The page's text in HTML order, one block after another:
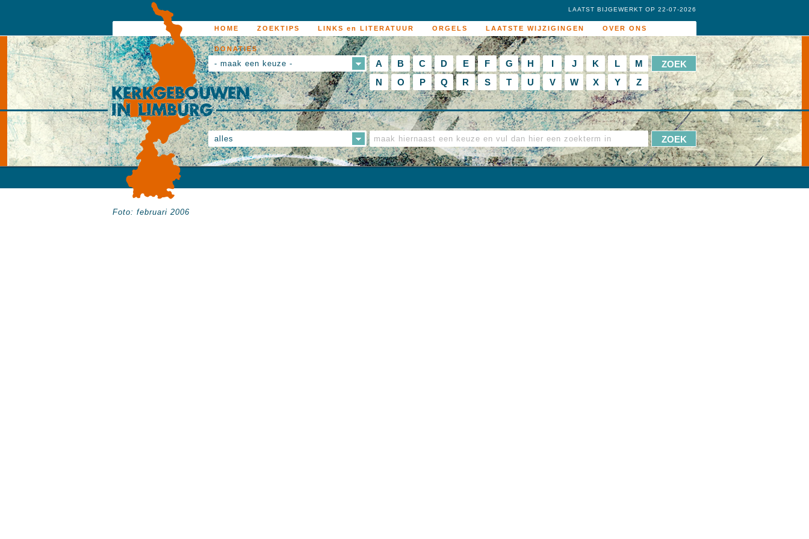
HOME ZOEKTIPS LINKS en LITERATUUR ORGELS LAATSTE WIJZIGINGEN OVER ONS
DONATIES
LAATST BIJGEWERKT OP 22-07-2026
- maak een keuze - A B C D E F G H I J K L
M
N
O P Q R S T U V W X Y Z
alles
Foto: februari 2006